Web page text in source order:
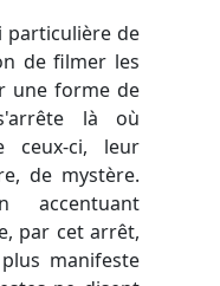
particulière de
de filmer les
une forme de
là où
ceux-ci, leur
de mystère.
accentuant
par cet arrêt,
manifeste